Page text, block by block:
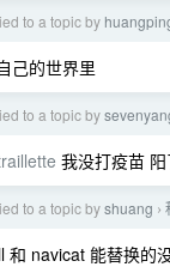
to a topic by
己的世界里
to a topic by
我没打疫苗
to a topic byshuang ›
和 navicat 能替换的